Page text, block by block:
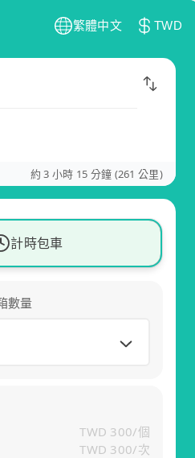
繁體中文 TWD
約 3 小時 15 分鐘 (261 公里)
計時包車
數量
TWD 300/個
TWD 300/次